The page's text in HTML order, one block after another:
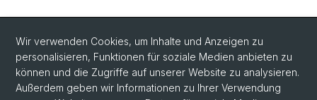
Wir verwenden Cookies, um Inhalte und Anzeigen zu
personalisieren, Funktionen für soziale Medien anbieten zu
können und die Zugriffe auf unserer Website zu analysieren.
Außerdem geben wir Informationen zu Ihrer Verwendung